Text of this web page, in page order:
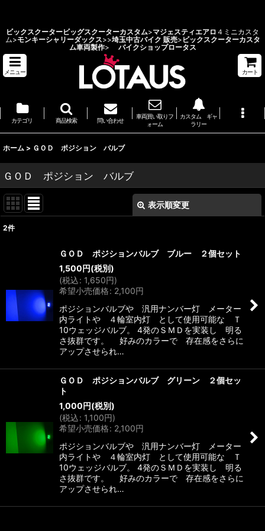
ビックスクータービッグスクーターカスタム>マジェスティエアロ ４ミニカスタ
ム>モンキーシャリーダックス>>埼玉中古バイク 販売> ビックスクーターカスタ
ム車両製作> バイクショップロータス
メニュー カート
カテゴリ 商品検索 問い合わせ
車両買い取りフ
ォーム
カスタム ギャ
ラリー
ホーム > ＧＯＤ ポジション バルブ
ＧＯＤ ポジション バルブ
表示順変更
絞り込む
2件
ＧＯＤ ポジションバルブ ブルー ２個セット
1,500円(税別)
(税込: 1,650円)
希望小売価格: 2,100円
ポジションバルブや 汎用ナンバー灯 メーター
内ライトや ４輪室内灯 として使用可能な Ｔ
10ウェッジバルブ。 4発のＳＭＤを実装し 明る
さ抜群です。 好みのカラーで 存在感をさらに
アップさせられ…
ＧＯＤ ポジションバルブ グリーン ２個セッ
ト
1,000円(税別)
(税込: 1,100円)
希望小売価格: 2,100円
ポジションバルブや 汎用ナンバー灯 メーター
内ライトや ４輪室内灯 として使用可能な Ｔ
10ウェッジバルブ。 4発のＳＭＤを実装し 明る
さ抜群です。 好みのカラーで 存在感をさらに
アップさせられ…